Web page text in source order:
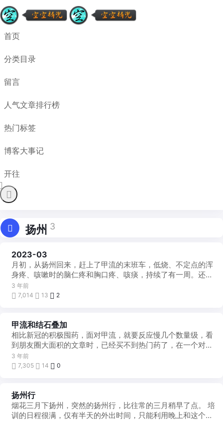
首页
分类目录
留言
人气文章排行榜
热门标签
博客大事记
开往
扬州 3
每
月
一
帖
2023-03
月初，从扬州回来，赶上了甲流的末班车，低烧、不定点的浑
身疼、咳嗽时的脑仁疼和胸口疼、咳痰，持续了有一周。还赶
上了结石，疼的让人怀疑人生、为了做彩超有尿 ...
3 年前
7,014
13 2
啰
吧
嗦
甲流和结石叠加
相比新冠的积极囤药，面对甲流，就要反应慢几个数量级，看
到朋友圈大面积的文章时，已经买不到热门药了，在一个对流
行性感冒，一贯操作是不理会，毕竟问题不大， ...
3 年前
7,305
14 0
兜
兜
转
转
扬州行
烟花三月下扬州，突然的扬州行，比往常的三月稍早了点。 培
训的日程很满，仅有半天的外出时间，只能利用晚上和这个半